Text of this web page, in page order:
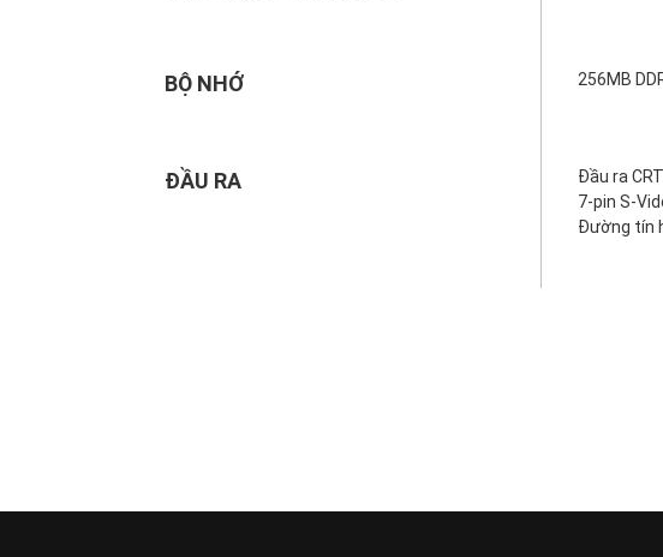
BỘ NHỚ 256MB
ĐẦU RA
Đầu ra
7-pin S-
Đường tín